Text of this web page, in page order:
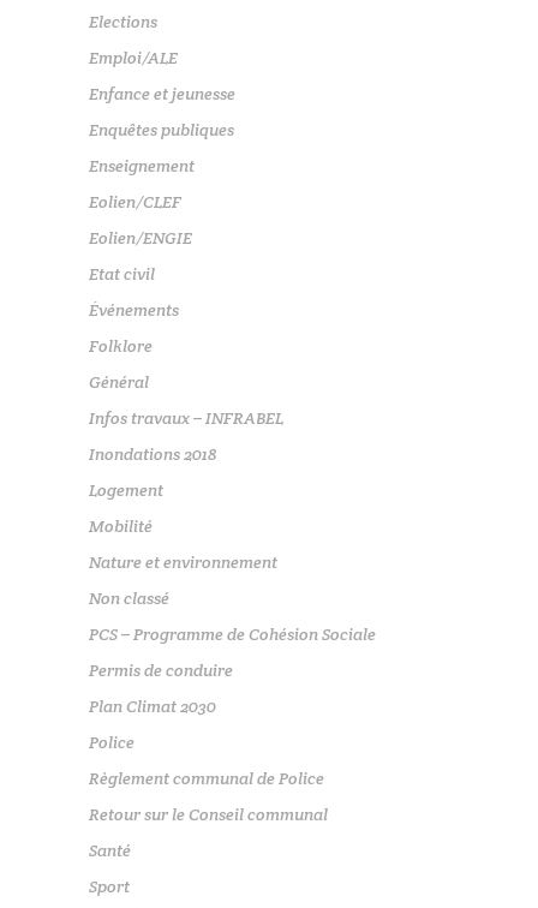
Elections
Emploi/ALE
Enfance et jeunesse
Enquêtes publiques
Enseignement
Eolien/CLEF
Eolien/ENGIE
Etat civil
Événements
Folklore
Général
Infos travaux – INFRABEL
Inondations 2018
Logement
Mobilité
Nature et environnement
Non classé
PCS – Programme de Cohésion Sociale
Permis de conduire
Plan Climat 2030
Police
Règlement communal de Police
Retour sur le Conseil communal
Santé
Sport